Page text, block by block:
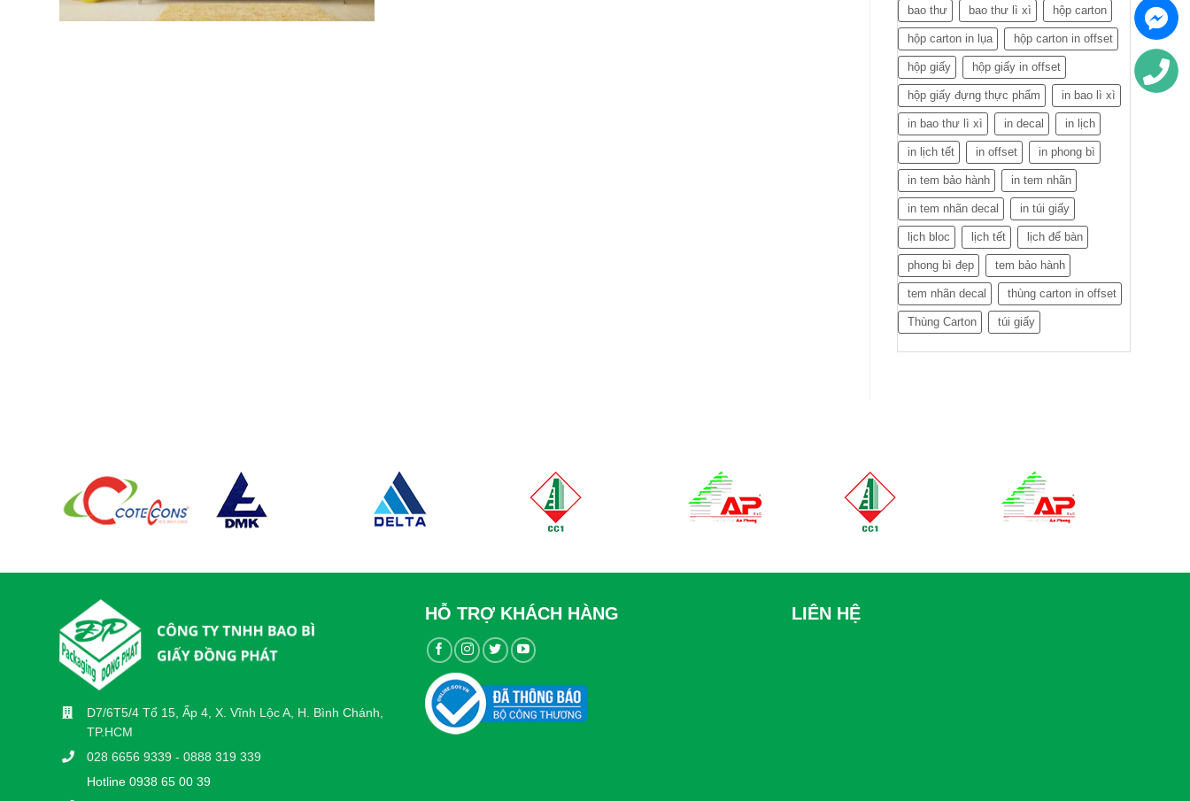
bao thư bao thư lì xì hộp carton
hộp carton in lụa hộp carton in offset
hộp giấy hộp giấy in offset
hộp giấy đựng thực phẩm in bao lì xì
in bao thư lì xì in decal in lịch
in lịch tết in offset in phong bì
in tem bảo hành in tem nhãn
in tem nhãn decal in túi giấy
lịch bloc lịch tết lịch để bàn
phong bì đẹp tem bảo hành
tem nhãn decal thùng carton in offset
Thùng Carton túi giấy
D7/6T5/4 Tổ 15, Ấp 4, X. Vĩnh Lộc A, H. Bình Chánh,
TP.HCM
028 6656 9339 - 0888 319 339
Hotline 0938 65 00 39
HỖ TRỢ KHÁCH HÀNG LIÊN HỆ